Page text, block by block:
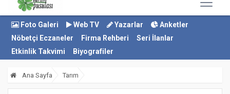
Foto Galeri Web TV Yazarlar
Anketler
Nöbetçi Eczaneler
Firma Rehberi
Seri İlanlar
Etkinlik Takvimi
Biyografiler
Ana Sayfa Tarım